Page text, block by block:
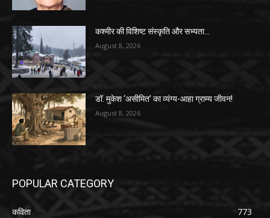
कश्मीर की विशिष्ट संस्कृति और सभ्यता…
August 8, 2026
डॉ. मुकेश ‘असीमित’ का व्यंग्य-आहा ग्राम्य जीवन!
August 8, 2026
POPULAR CATEGORY
कविता
773